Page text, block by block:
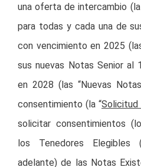
una oferta de intercambio (la
para todas y cada una de
con vencimiento en 2025
sus nuevas Notas Senior al
en 2028 (las “Nuevas
consentimiento (la “Solicitud
solicitar consentimientos
los Tenedores
adelante) de las Notas